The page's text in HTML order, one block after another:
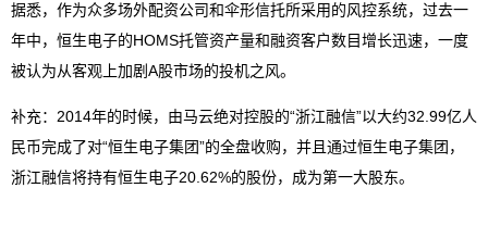
据悉，作为众多场外配资公司和伞形信托所采用的风控系统，过去一
年中，恒生电子的HOMS托管资产量和融资客户数目增长迅速，一度
被认为从客观上加剧A股市场的投机之风。
补充：2014年的时候，由马云绝对控股的“浙江融信”以大约32.99亿人
民币完成了对“恒生电子集团”的全盘收购，并且通过恒生电子集团，
浙江融信将持有恒生电子20.62%的股份，成为第一大股东。